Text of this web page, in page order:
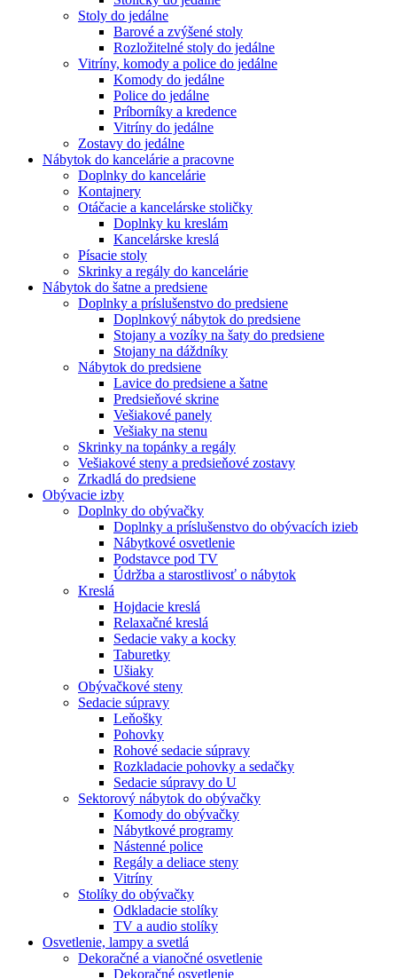
Stoly do jedálne
Barové a zvýšené stoly
Rozložitelné stoly do jedálne
Vitríny, komody a police do jedálne
Komody do jedálne
Police do jedálne
Príborníky a kredence
Vitríny do jedálne
Zostavy do jedálne
Nábytok do kancelárie a pracovne
Doplnky do kancelárie
Kontajnery
Otáčacie a kancelárske stoličky
Doplnky ku kreslám
Kancelárske kreslá
Písacie stoly
Skrinky a regály do kancelárie
Nábytok do šatne a predsiene
Doplnky a príslušenstvo do predsiene
Doplnkový nábytok do predsiene
Stojany a vozíky na šaty do predsiene
Stojany na dáždníky
Nábytok do predsiene
Lavice do predsiene a šatne
Predsieňové skrine
Vešiakové panely
Vešiaky na stenu
Skrinky na topánky a regály
Vešiakové steny a predsieňové zostavy
Zrkadlá do predsiene
Obývacie izby
Doplnky do obývačky
Doplnky a príslušenstvo do obývacích izieb
Nábytkové osvetlenie
Podstavce pod TV
Údržba a starostlivosť o nábytok
Kreslá
Hojdacie kreslá
Relaxačné kreslá
Sedacie vaky a kocky
Taburetky
Ušiaky
Obývačkové steny
Sedacie súpravy
Leňošky
Pohovky
Rohové sedacie súpravy
Rozkladacie pohovky a sedačky
Sedacie súpravy do U
Sektorový nábytok do obývačky
Komody do obývačky
Nábytkové programy
Nástenné police
Regály a deliace steny
Vitríny
Stolíky do obývačky
Odkladacie stolíky
TV a audio stolíky
Osvetlenie, lampy a svetlá
Dekoračné a vianočné osvetlenie
Dekoračné osvetlenie